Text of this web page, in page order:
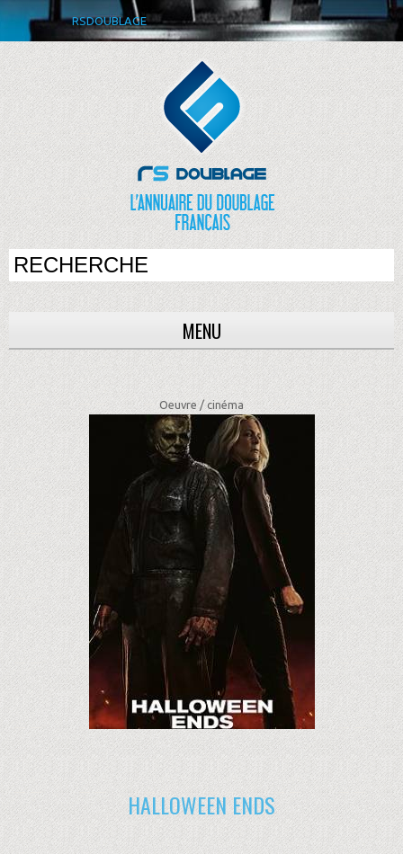
RSDOUBLAGE
MENU
Oeuvre /cinéma
HALLOWEEN ENDS